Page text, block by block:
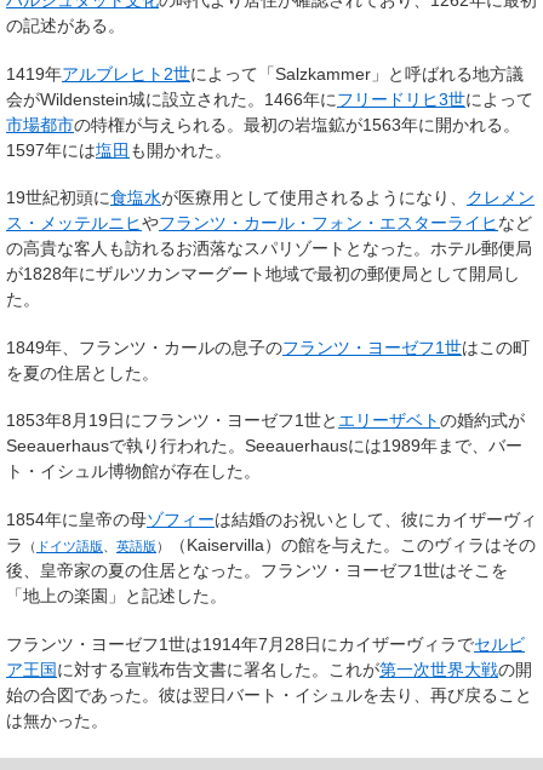
の記述がある。
1419年アルブレヒト2世によって「Salzkammer」と呼ばれる地方議
会がWildenstein城に設立された。1466年にフリードリヒ3世によって
市場都市の特権が与えられる。最初の岩塩鉱が1563年に開かれる。
1597年には塩田 も開かれた。
19世紀初頭に食塩水が医療用として使用されるようになり、 クレメン
ス・メッテルニヒやフランツ・カール・フォン・エスターライヒなど
の高貴な客人も訪れるお洒落なスパリゾートとなった。ホテル郵便局
が1828年にザルツカンマーグート地域で最初の郵便局として開局し
た。
1849年、フランツ・カールの息子のフランツ・ヨーゼフ1世はこの町
を夏の住居とした。
1853年8月19日にフランツ・ヨーゼフ1世と エリーザベトの婚約式が
Seeauerhausで執り行われた。Seeauerhausには1989年まで、バー
ト・イシュル博物館が存在した。
1854年に皇帝の母ゾフィーは結婚のお祝いとして、彼にカイザーヴィ
ラ
（ ドイツ語版 英語版 ）
（Kaiservilla）の館を与えた。このヴィラはその
後、皇帝家の夏の住居となった。フランツ・ヨーゼフ1世はそこを
「地上の楽園」と記述した。
フランツ・ヨーゼフ1世は1914年7月28日にカイザーヴィラでセルビ
ア王国に対する宣戦布告文書に署名した。これが第一次世界大戦の開
始の合図であった。彼は翌日バート・イシュルを去り、再び戻ること
は無かった。